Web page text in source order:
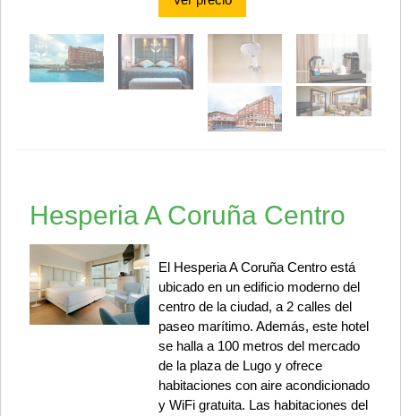
Hesperia A Coruña Centro
El Hesperia A Coruña Centro está
ubicado en un edificio moderno del
centro de la ciudad, a 2 calles del
paseo marítimo. Además, este hotel
se halla a 100 metros del mercado
de la plaza de Lugo y ofrece
habitaciones con aire acondicionado
y WiFi gratuita. Las habitaciones del